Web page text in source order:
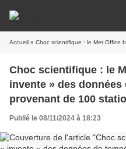
Accueil » ​​​​​​​Choc scientifique : le Met Office britannique «
​​​​​​​Choc scientifique : le
invente » des données
provenant de 100
Publié le 08/11/2024 à 18:23